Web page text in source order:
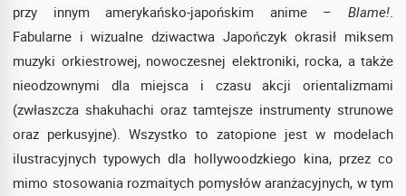
przy innym amerykańsko-japońskim anime – Blame!
Fabularne i wizualne dziwactwa Japończyk okrasił miksem
muzyki orkiestrowej, nowoczesnej elektroniki, rocka, a także
nieodzownymi dla miejsca i czasu akcji orientalizmami
(zwłaszcza shakuhachi oraz tamtejsze instrumenty strunowe
oraz perkusyjne). Wszystko to zatopione jest w modelach
ilustracyjnych typowych dla hollywoodzkiego kina, przez co
mimo stosowania rozmaitych pomysłów aranżacyjnych, w tym